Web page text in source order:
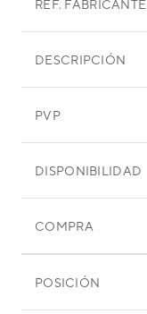
REF. FABRICANTE
DESCRIPCIÓN
PVP
DISPONIBILIDAD
COMPRA
POSICIÓN